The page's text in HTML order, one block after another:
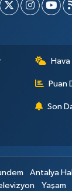
Puan
Son
Antalya
Yaşam